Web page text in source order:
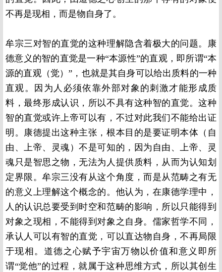
不再是现相，而是物自身了。
牟宗三对智的直觉的这种理解隐含着极大的问题。康
德意义的智的直觉是一种“本源性”的直观，即所谓“本
源的直观（觉）”，也就是其自身可以给出质料的一种
直观。因为人必须依靠外部对象的刺激才能形成质
料，最终形成认识，所以不具有这种智的直觉。这种
智的直觉或许上帝可以有，不过对此我们不能给出证
明。康德提出这种主张，根本目的是要证明本体（自
由、上帝、灵魂）不是可知的，因为自由、上帝、灵
魂只是智思之物，无法为人提供质料，从而为认知划
定界限。牟宗三没有从这个角度，而是从范畴之有无
的意义上理解这个概念的。他认为，在康德学理中，
人的认识总要受到时空和范畴的影响，所以只能得到
对象之现相，不能得到对象之自身。儒家哲学不同，
承认人可以有智的直觉，可以直达物自身，不再局限
于现相。道德之心赋予宇宙万物以价值和意义即所
谓“觉他”的过程，就属于这种思维方式，所以其创生